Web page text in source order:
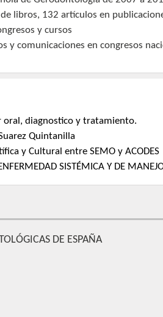
libros, 132 artículos en
y cursos
y comunicaciones en congresos
oral, diagnostico y tratamiento.
Quintanilla
y Cultural entre SEMO y ACODES
SISTÉMICA Y DE
DE ESPAÑA